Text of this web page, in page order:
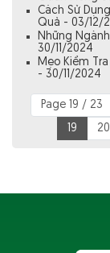
Cách Sử
Quả - 03/12/
Những
30/11/2024
Mẹo Kiểm
- 30/11/2024
Page 19 / 23
19
20